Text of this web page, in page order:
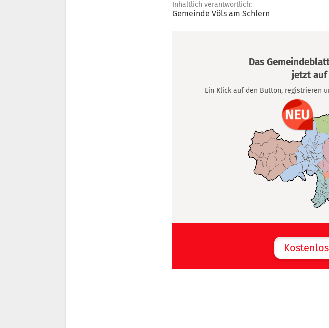
Inhaltlich verantwortlich:
Gemeinde Völs am Schlern
Das
jetzt auf
Ein Klick auf den Button, registrieren